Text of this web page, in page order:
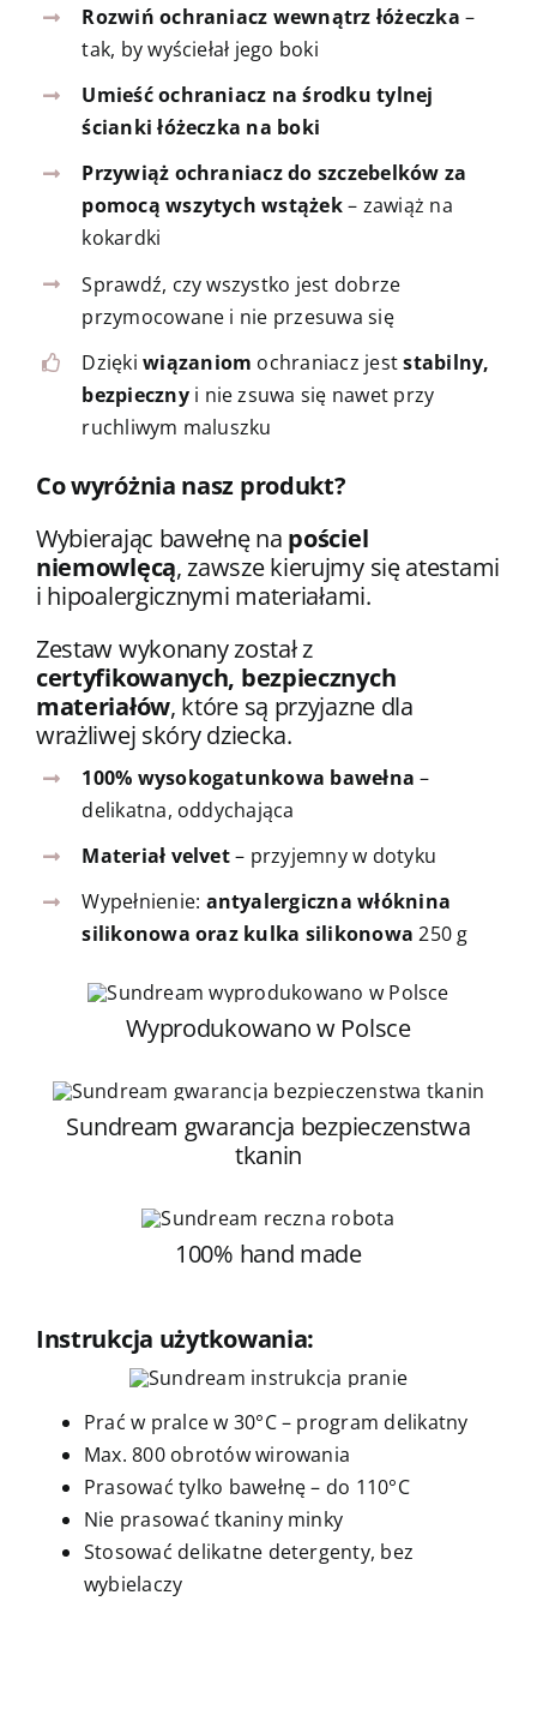
Rozwiń ochraniacz wewnątrz łóżeczka –
tak, by wyściełał jego boki
Umieść ochraniacz na środku tylnej
ścianki łóżeczka na boki
Przywiąż ochraniacz do szczebelków za
pomocą wszytych wstążek– zawiąż na
kokardki
Sprawdź, czy wszystko jest dobrze
przymocowane i nie przesuwa się
Dziękiwiązaniom ochraniacz jeststabilny,
bezpiecznyi nie zsuwa się nawet przy
ruchliwym maluszku
Co wyróżnia nasz produkt?
Wybierając bawełnę na pościel
niemowlęcą, zawsze kierujmy się atestami
i hipoalergicznymi materiałami.
Zestaw wykonany został z
certyfikowanych, bezpiecznych
materiałów, które są przyjazne dla
wrażliwej skóry dziecka.
100% wysokogatunkowa bawełna –
delikatna, oddychająca
Materiał velvet– przyjemny w dotyku
Wypełnienie: antyalergiczna włóknina
silikonowa oraz kulka silikonowa 250 g
Wyprodukowano w Polsce
Sundream gwarancja bezpieczenstwa
tkanin
100% hand made
Instrukcja użytkowania:
Prać w pralce w 30°C – program delikatny
Max. 800 obrotów wirowania
Prasować tylko bawełnę – do 110°C
Nie prasować tkaniny minky
Stosować delikatne detergenty, bez
wybielaczy